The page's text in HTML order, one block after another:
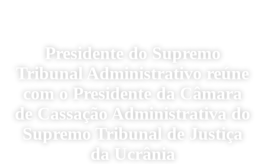
Presidente do Supremo
Tribunal Administrativo reúne
com o Presidente da Câmara
de Cassação Administrativa do
Supremo Tribunal de Justiça
da Ucrânia